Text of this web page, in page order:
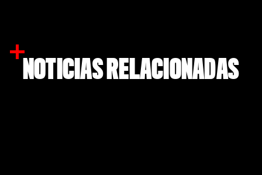
NOTICIAS RELACIONADAS